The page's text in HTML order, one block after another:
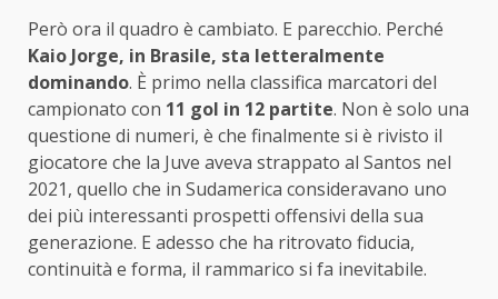
Però ora il quadro è cambiato. E parecchio. Perché
Kaio Jorge, in Brasile, sta letteralmente
dominando. È primo nella classifica marcatori del
campionato con 11 gol in 12 partite. Non è solo una
questione di numeri, è che finalmente si è rivisto il
giocatore che la Juve aveva strappato al Santos nel
2021, quello che in Sudamerica consideravano uno
dei più interessanti prospetti offensivi della sua
generazione. E adesso che ha ritrovato fiducia,
continuità e forma, il rammarico si fa inevitabile.